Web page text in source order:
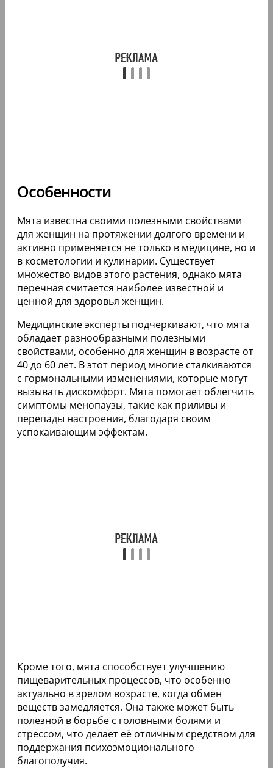
Особенности
Мята известна своими полезными свойствами
для женщин на протяжении долгого времени и
активно применяется не только в медицине, но и
в косметологии и кулинарии. Существует
множество видов этого растения, однако мята
перечная считается наиболее известной и
ценной для здоровья женщин.
Медицинские эксперты подчеркивают, что мята
обладает разнообразными полезными
свойствами, особенно для женщин в возрасте от
40 до 60 лет. В этот период многие сталкиваются
с гормональными изменениями, которые могут
вызывать дискомфорт. Мята помогает облегчить
симптомы менопаузы, такие как приливы и
перепады настроения, благодаря своим
успокаивающим эффектам.
Кроме того, мята способствует улучшению
пищеварительных процессов, что особенно
актуально в зрелом возрасте, когда обмен
веществ замедляется. Она также может быть
полезной в борьбе с головными болями и
стрессом, что делает её отличным средством для
поддержания психоэмоционального
благополучия.